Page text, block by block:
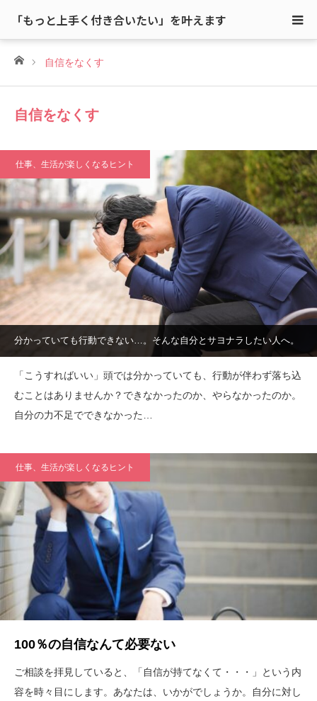
「もっと上手く付き合いたい」を叶えます
ホーム自信をなくす
自信をなくす
仕事、生活が楽しくなるヒント
分かっていても行動できない…。そんな自分とサヨナラしたい人へ。
「こうすればいい」頭では分かっていても、行動が伴わず落ち込
むことはありませんか？できなかったのか、やらなかったのか。
自分の力不足でできなかった…
仕事、生活が楽しくなるヒント
100％の自信なんて必要ない
ご相談を拝見していると、「自信が持てなくて・・・」という内
容を時々目にします。あなたは、いかがでしょうか。自分に対し